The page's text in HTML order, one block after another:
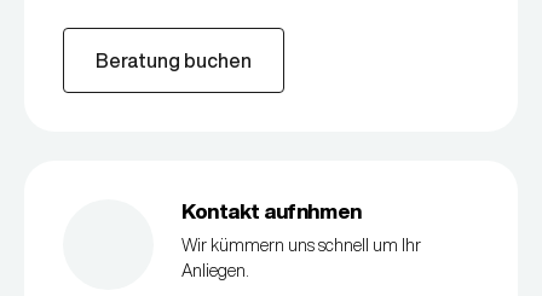
Beratung buchen
Kontakt aufnhmen
Wir kümmern uns schnell um Ihr
Anliegen.